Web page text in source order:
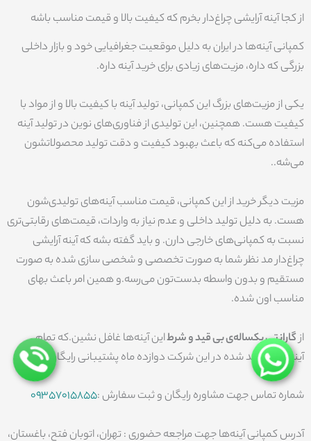
از کجا آینه آرایشی چراغ‌دار بخرم که کیفیت بالا و قیمت مناسب باشه
کمپانی آینه‌ها در ایران به دلیل موقعیت جغرافیایی خود و بازار داخلی
بزرگی که داره، مزیت‌های زیادی برای خرید آینه داره.
یکی از مزیت‌های بزرگ این کمپانی‌، تولید آینه با کیفیت بالا و از مواد با
کیفیت هست. همچنین، این تولیدی از فناوری‌های نوین در تولید آینه
استفاده می‌کنه که باعث بهبود کیفیت و دقت تولید محصولاتشون
می‌شه..
مزیت دیگر خرید از این کمپانی‌، قیمت مناسب آینه‌های تولیدی‌شون
هست. به دلیل تولید داخلی و عدم نیاز به واردات، قیمت‌های رقابتی‌تری
نسبت به کمپانی‌های خارجی دارن. و باید گفته بشه که آینه آرایشی
چراغ‌دار مد نظر شما به صورت تخصصی و شخصی سازی شده به صورت
مستقیم و بدون واسطه بدست‌تون می‌رسه.و همین امر باعث بهای
مناسب اون شده.
ازگارانتی یکساله‌ی بی قید و شرطاین آینه‌ها غافل نشین.که تمام
آینه‌های تولید شده در این شرکت دوازده ماه پشتیبانی رایگان دارن.
شماره تماس جهت مشاوره رایگان و ثبت سفارش :09357015855
آدرس کمپانی آینه‌ها جهت مراجعه حضوری : تهران، اتوبان فتح، باغستان،